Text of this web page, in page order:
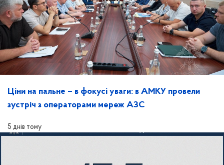
Ціни на пальне – в фокусі уваги: в АМКУ провели
зустріч з операторами мереж АЗС
5 днів тому